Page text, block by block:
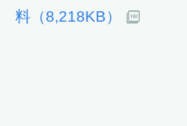
料（8,218KB）